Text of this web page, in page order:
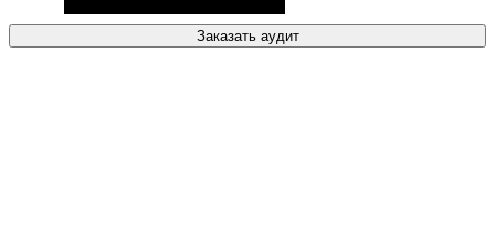
Заказать аудит